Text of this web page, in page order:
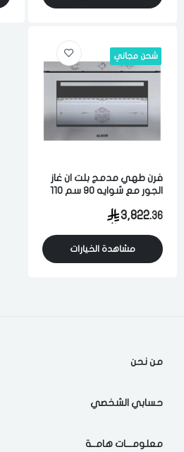
شحن مجاني
فرن طهي مدمج بلت ان غاز
الجور مع شوايه 90 سم 110
يدوي مزود مروحه لتوزيع
3,822.36
مشاهدة الخيارات
من نحن
حسابي الشخصي
معلومـــات هامــة